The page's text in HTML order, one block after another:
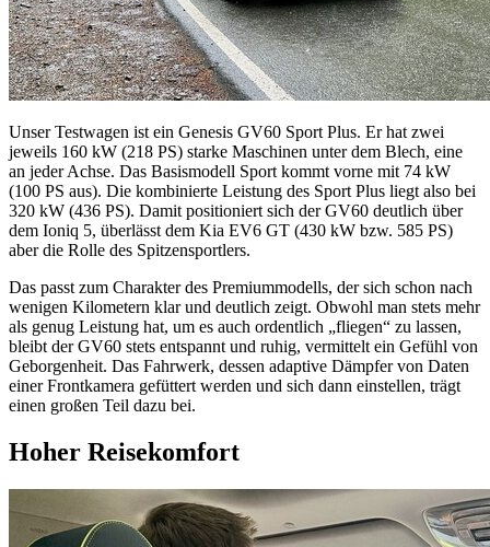
Unser Testwagen ist ein Genesis GV60 Sport Plus. Er hat zwei
jeweils 160 kW (218 PS) starke Maschinen unter dem Blech, eine
an jeder Achse. Das Basismodell Sport kommt vorne mit 74 kW
(100 PS aus). Die kombinierte Leistung des Sport Plus liegt also bei
320 kW (436 PS). Damit positioniert sich der GV60 deutlich über
dem Ioniq 5, überlässt dem Kia EV6 GT (430 kW bzw. 585 PS)
aber die Rolle des Spitzensportlers.
Das passt zum Charakter des Premiummodells, der sich schon nach
wenigen Kilometern klar und deutlich zeigt. Obwohl man stets mehr
als genug Leistung hat, um es auch ordentlich „fliegen“ zu lassen,
bleibt der GV60 stets entspannt und ruhig, vermittelt ein Gefühl von
Geborgenheit. Das Fahrwerk, dessen adaptive Dämpfer von Daten
einer Frontkamera gefüttert werden und sich dann einstellen, trägt
einen großen Teil dazu bei.
Hoher Reisekomfort